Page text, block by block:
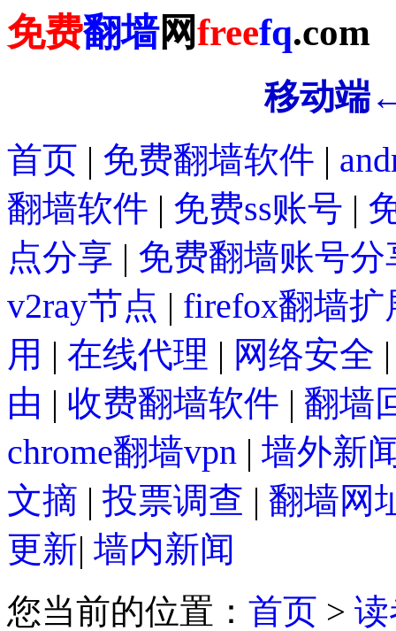
免费翻墙网freefq.com
移动端
首页 | 免费翻墙软件 |
翻墙软件 | 免费ss账号 |
点分享 | 免费翻墙账号分
v2ray节点 | firefox翻墙扩
用 | 在线代理 | 网络安全
由 | 收费翻墙软件 | 翻墙
chrome翻墙vpn | 墙外新
文摘 | 投票调查 | 翻墙网
更新| 墙内新闻
您当前的位置： 首页 >